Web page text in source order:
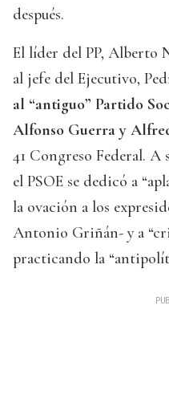
después.
El líder del PP, Alberto
al jefe del Ejecutivo,
al “antiguo” Partido
Alfonso Guerra y
41 Congreso Federal. A
el PSOE se dedicó a
la ovación a los
Antonio Griñán- y a
practicando la